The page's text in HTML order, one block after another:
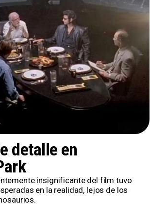
detalle en
insignificante del film tuvo
en la realidad, lejos de los